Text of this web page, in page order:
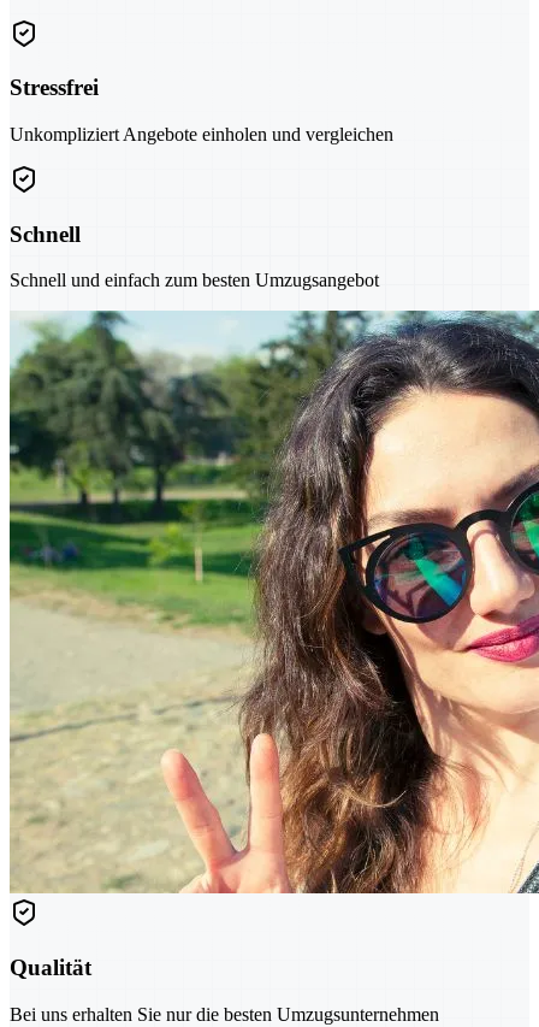
Stressfrei
Unkompliziert Angebote einholen und vergleichen
Schnell
Schnell und einfach zum besten Umzugsangebot
Qualität
Bei uns erhalten Sie nur die besten Umzugsunternehmen